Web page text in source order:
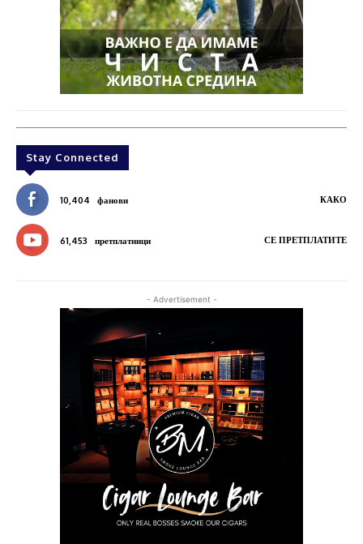
Stay Connected
10,404 фанови КАКО
61,453 претплатници СЕ ПРЕТПЛАТИТЕ
- Advertisement -